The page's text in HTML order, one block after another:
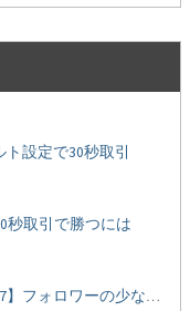
設定で30秒取引
秒取引で勝つには
勝てるBO攻略【iフォロー実践17】フォロワーの少ない人をフォローする